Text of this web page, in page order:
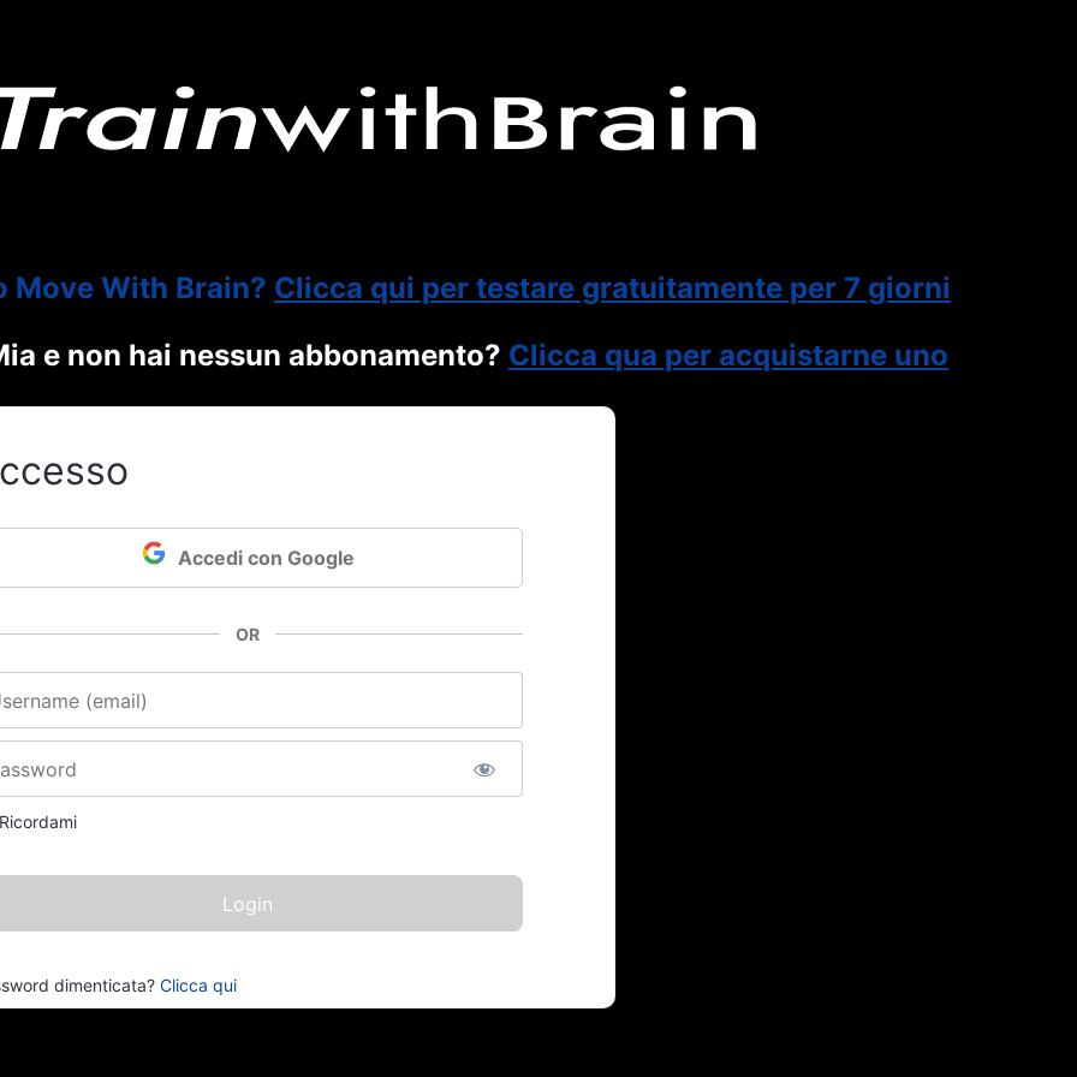
Move With Brain? Clicca qui per testare gratuitamente per 7 giorni
e non hai nessun abbonamento? Clicca qua per acquistarne uno
Accedi con Google
OR
Ricordami
dimenticata? Clicca qui